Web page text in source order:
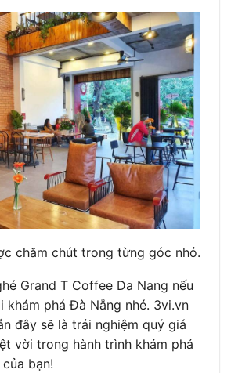
chăm chút trong từng góc nhỏ.
Grand T Coffee Da Nang nếu
khám phá Đà Nẵng nhé. 3vi.vn
đây sẽ là trải nghiệm quý giá
vời trong hành trình khám phá
bạn!